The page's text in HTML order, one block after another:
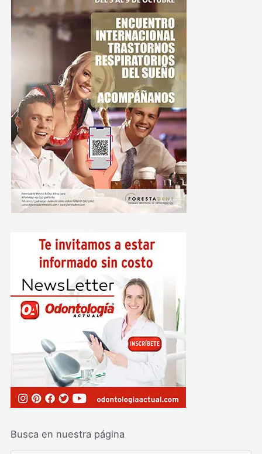
Busca en nuestra página